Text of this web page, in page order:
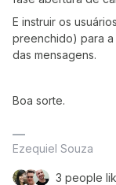
E instruir os
preenchido) para a
das mensagens.
Boa sorte.
Ezequiel Souza
3 people